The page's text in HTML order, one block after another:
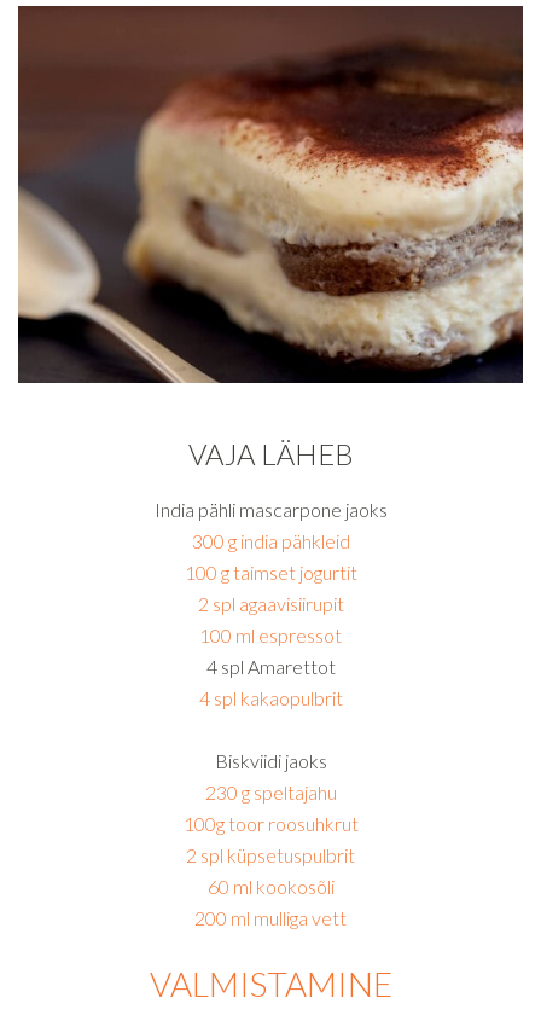
VAJA LÄHEB
India pähli mascarpone jaoks
300 g india pähkleid
100 g taimset jogurtit
2 spl agaavisiirupit
100 ml espressot
4 spl Amarettot
4 spl kakaopulbrit
Biskviidi jaoks
230 g speltajahu
100g toor roosuhkrut
2 spl küpsetuspulbrit
60 ml kookosõli
200 ml mulliga vett
VALMISTAMINE